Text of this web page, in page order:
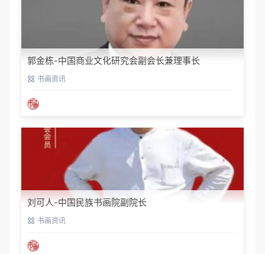
郭金栋-中国商业文化研究会副会长兼理事长
书画资讯
刘可人-中国民族书画院副院长
书画资讯